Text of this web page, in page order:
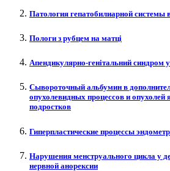
Патология гепатобилиарной системы
Пологи з рубцем на матці
Апендикулярно-генітальний синдром у
Сывороточный альбумин в
опухолевидных процессов и опухолей
подростков
Гиперпластические процессы
Нарушения менструального цикла у
нервной анорексии